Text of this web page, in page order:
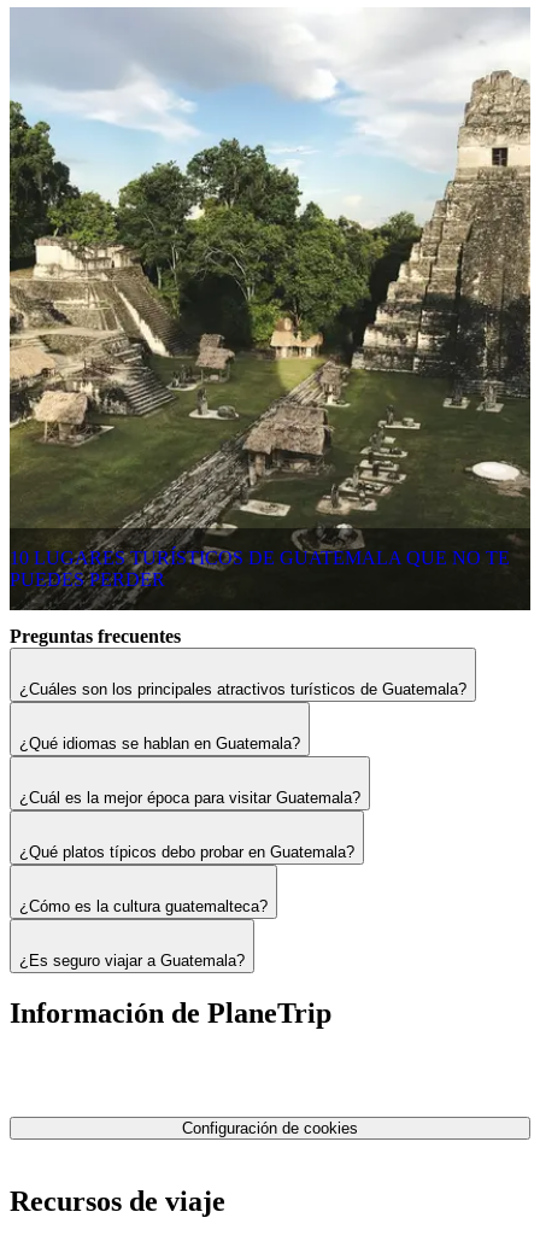
10 LUGARES TURÍSTICOS DE GUATEMALA QUE NO TE
PUEDES PERDER
Preguntas frecuentes
¿Cuáles son los principales atractivos turísticos de Guatemala?
¿Qué idiomas se hablan en Guatemala?
¿Cuál es la mejor época para visitar Guatemala?
¿Qué platos típicos debo probar en Guatemala?
¿Cómo es la cultura guatemalteca?
¿Es seguro viajar a Guatemala?
Información de PlaneTrip
Configuración de cookies
Recursos de viaje